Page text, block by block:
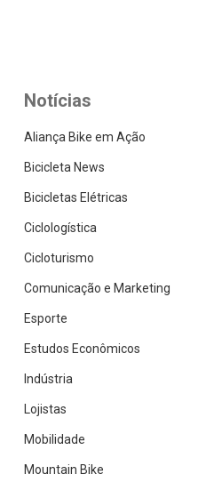
Notícias
Aliança Bike em Ação
Bicicleta News
Bicicletas Elétricas
Ciclologística
Cicloturismo
Comunicação e Marketing
Esporte
Estudos Econômicos
Indústria
Lojistas
Mobilidade
Mountain Bike